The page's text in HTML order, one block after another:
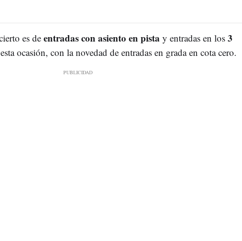
es de entradas con asiento en pista y entradas en los 3
ocasión, con la novedad de entradas en grada en cota cero.